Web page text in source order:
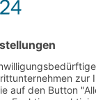
Sie uns an